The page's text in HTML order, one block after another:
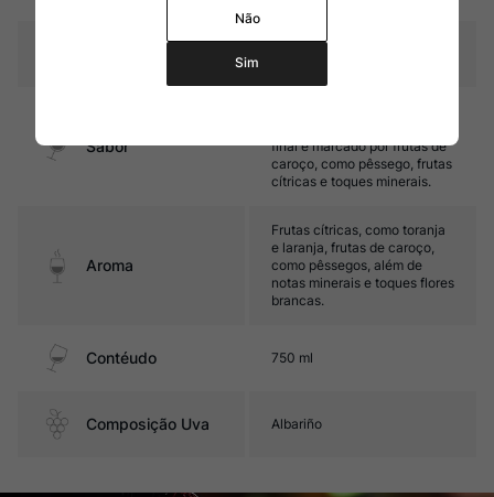
Sabor
final é marcado por frutas de
caroço, como pêssego, frutas
cítricas e toques minerais.
Aroma
Frutas cítricas, como toranja
e laranja, frutas de caroço,
como pêssegos, além de
notas minerais e toques flores
brancas.
Contéudo 750 ml
Composição Uva Albariño
Não
Sim